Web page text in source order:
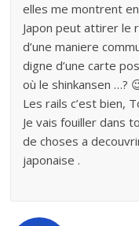
elles me montrent
Japon peut attirer le
d’une maniere
digne d’une carte
où le shinkansen …?
Les rails c’est bien,
Je vais fouiller dans
de choses a
japonaise .